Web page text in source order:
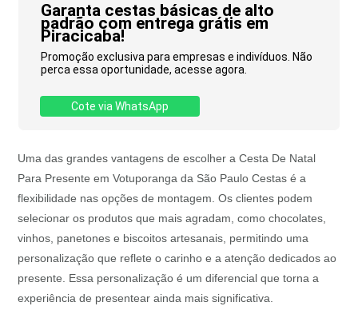
Garanta cestas básicas de alto
padrão com entrega grátis em
Piracicaba!
Promoção exclusiva para empresas e indivíduos. Não
perca essa oportunidade, acesse agora.
Cote via WhatsApp
Uma das grandes vantagens de escolher a Cesta De Natal
Para Presente em Votuporanga da São Paulo Cestas é a
flexibilidade nas opções de montagem. Os clientes podem
selecionar os produtos que mais agradam, como chocolates,
vinhos, panetones e biscoitos artesanais, permitindo uma
personalização que reflete o carinho e a atenção dedicados ao
presente. Essa personalização é um diferencial que torna a
experiência de presentear ainda mais significativa.